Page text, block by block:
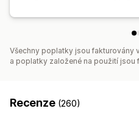
Všechny poplatky jsou fakturovány
a poplatky založené na použití jsou
Recenze (260)